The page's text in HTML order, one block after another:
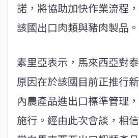
諾，將協助加快作業流程
該國出口肉類與豬肉製品。
素里亞表示，馬來西亞對
原因在於該國目前正推行
內農產品進出口標準管理
施行。經由此次會談，相